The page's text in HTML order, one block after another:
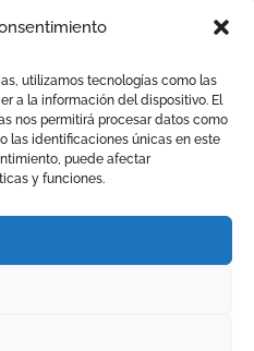
utilizamos tecnologías como las
a la información del dispositivo. El
nos permitirá procesar datos como
las identificaciones únicas en este
puede afectar
y funciones.
derechos reservados